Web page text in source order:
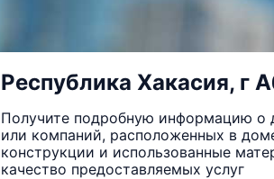
Республика Хакасия, г
Получите подробную информацию о
или компаний, расположенных в
конструкции и использованные
качество предоставляемых услуг